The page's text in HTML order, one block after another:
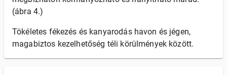
(ábra 4.)
Tökéletes fékezés és kanyarodás havon és jégen,
magabiztos kezelhetőség téli körülmények között.